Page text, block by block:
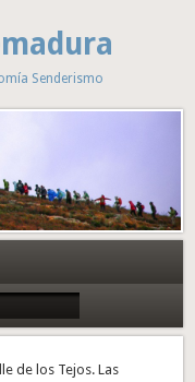
Senderismo
de los Tejos. Las